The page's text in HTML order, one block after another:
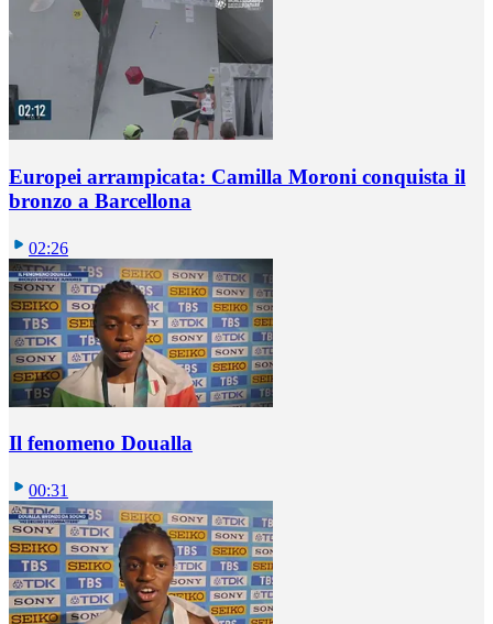
Europei arrampicata: Camilla Moroni conquista il
bronzo a Barcellona
02:26
Il fenomeno Doualla
00:31